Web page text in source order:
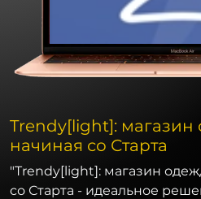
Trendy[light]:
начиная со Старта
"Trendy[light]: магазин
со Старта - идеальное